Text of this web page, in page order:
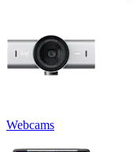
Webcams